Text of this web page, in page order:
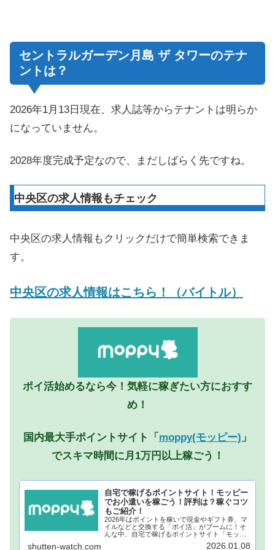
セントラルガーデン月島 ザ タワーのテナ
ントは？
2026年1月13日現在、求人誌等からテナントは明らか
になっていません。
2028年度完成予定なので、まだしばらく先ですね。
中央区の求人情報もチェック
中央区の求人情報もクリックだけで簡単検索できま
す。
中央区の求人情報はこちら！（バイトル）
ポイ活始めるなら今！気軽に稼ぎたい方におすす
め！
国内最大手ポイントサイト「 moppy(モッピー) 」
でスキマ時間に月1万円以上稼ごう！
自宅で稼げるポイントサイト！モッピー
でお小遣いを稼ごう！評判は？稼ぐコツ
もご紹介！
2026年はポイントを稼いで現金やギフト券、マ
イルなどと交換する「ポイ活」がブームに！そ
んな中、自宅で稼げるポイントサイト「モッピ
ー」が注目されています！モッピーに登録し、
shutten-watch.com 2026.01.08